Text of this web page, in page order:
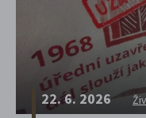
22. 6. 2026